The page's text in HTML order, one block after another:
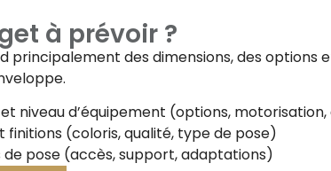
à prévoir ?
principalement des dimensions, des
niveau d’équipement (options,
finitions (coloris, qualité, type de pose)
pose (accès, support, adaptations)